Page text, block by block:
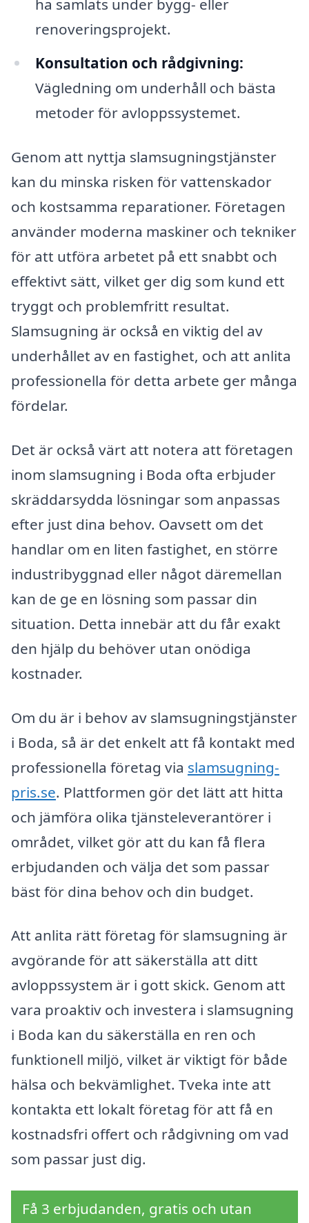
renoveringsprojekt.
Konsultation och rådgivning:
Vägledning om underhåll och bästa
metoder för avloppssystemet.
Genom att nyttja slamsugningstjänster
kan du minska risken för vattenskador
och kostsamma reparationer. Företagen
använder moderna maskiner och tekniker
för att utföra arbetet på ett snabbt och
effektivt sätt, vilket ger dig som kund ett
tryggt och problemfritt resultat.
Slamsugning är också en viktig del av
underhållet av en fastighet, och att anlita
professionella för detta arbete ger många
fördelar.
Det är också värt att notera att företagen
inom slamsugning i Boda ofta erbjuder
skräddarsydda lösningar som anpassas
efter just dina behov. Oavsett om det
handlar om en liten fastighet, en större
industribyggnad eller något däremellan
kan de ge en lösning som passar din
situation. Detta innebär att du får exakt
den hjälp du behöver utan onödiga
kostnader.
Om du är i behov av slamsugningstjänster
i Boda, så är det enkelt att få kontakt med
professionella företag via slamsugning-
pris.se. Plattformen gör det lätt att hitta
och jämföra olika tjänsteleverantörer i
området, vilket gör att du kan få flera
erbjudanden och välja det som passar
bäst för dina behov och din budget.
Att anlita rätt företag för slamsugning är
avgörande för att säkerställa att ditt
avloppssystem är i gott skick. Genom att
vara proaktiv och investera i slamsugning
i Boda kan du säkerställa en ren och
funktionell miljö, vilket är viktigt för både
hälsa och bekvämlighet. Tveka inte att
kontakta ett lokalt företag för att få en
kostnadsfri offert och rådgivning om vad
som passar just dig.
Få 3 erbjudanden, gratis och utan